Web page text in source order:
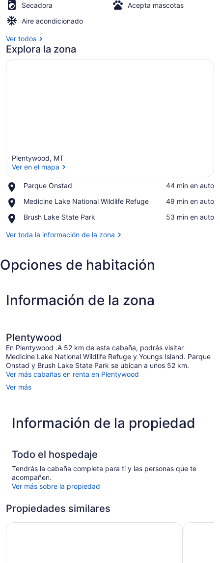
Secadora
Acepta mascotas
Aire acondicionado
Ver todos
Explora la zona
Plentywood, MT
Ver en el mapa
Parque Onstad
Place,
Onstad
‪44 min en auto‬
Medicine Lake National Wildlife Refuge
Place,
Lake
Wildlife
‪49 min en auto‬
Brush Lake State Park
Place,
Lake
‪53 min en auto‬
Ver toda la información de la zona
Opciones de habitación
Información de la zona
Plentywood
En Plentywood .A 52 km de esta cabaña, podrás visitar
Medicine Lake National Wildlife Refuge y Youngs Island. Parque
Onstad y Brush Lake State Park se ubican a unos 52 km.
Ver más cabañas en renta en Plentywood
Ver más
Información de la propiedad
Todo el hospedaje
Tendrás la cabaña completa para ti y las personas que te
acompañen.
Ver más sobre la propiedad
Propiedades similares
My Place Hotel - Dickinson, ND Cedar